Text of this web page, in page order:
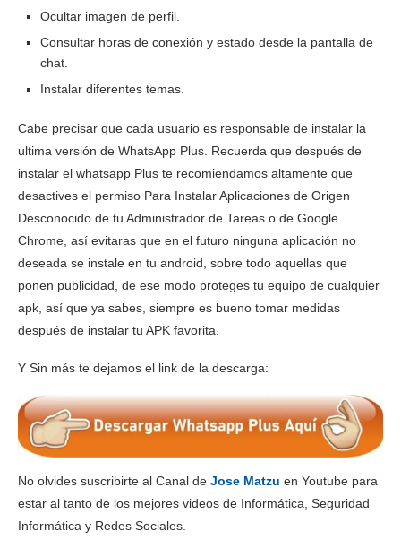
Ocultar imagen de perfil.
Consultar horas de conexión y estado desde la pantalla de
chat.
Instalar diferentes temas.
Cabe precisar que cada usuario es responsable de instalar la
ultima versión de WhatsApp Plus. Recuerda que después de
instalar el whatsapp Plus te recomiendamos altamente que
desactives el permiso Para Instalar Aplicaciones de Origen
Desconocido de tu Administrador de Tareas o de Google
Chrome, así evitaras que en el futuro ninguna aplicación no
deseada se instale en tu android, sobre todo aquellas que
ponen publicidad, de ese modo proteges tu equipo de cualquier
apk, así que ya sabes, siempre es bueno tomar medidas
después de instalar tu APK favorita.
Y Sin más te dejamos el link de la descarga:
No olvides suscribirte al Canal de Jose Matzu en Youtube para
estar al tanto de los mejores videos de Informática, Seguridad
Informática y Redes Sociales.